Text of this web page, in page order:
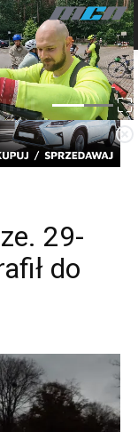
29-
do